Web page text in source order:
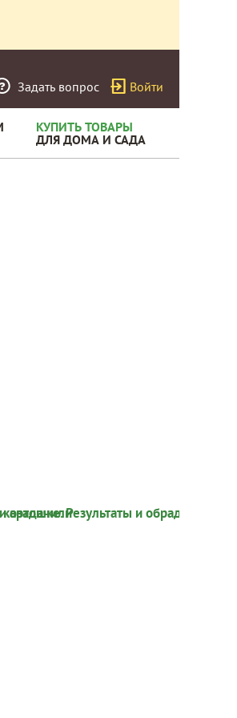
Задать вопрос Войти
КУПИТЬ ТОВАРЫ
ДЛЯ ДОМА И САДА